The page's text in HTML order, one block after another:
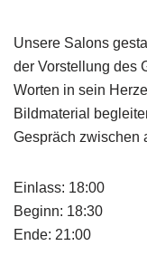
Unsere Salons
der Vorstellung des
Worten in sein
Bildmaterial
Gespräch zwischen
Einlass: 18:00
Beginn: 18:30
Ende: 21:00